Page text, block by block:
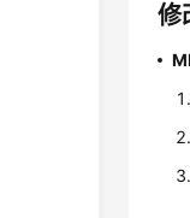
修